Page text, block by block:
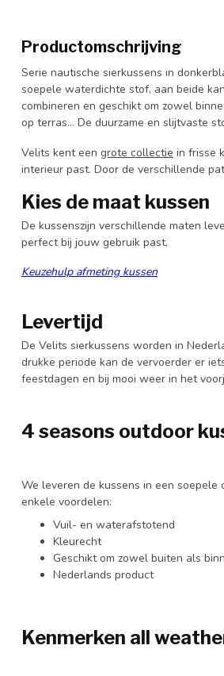
Productomschrijving
Serie nautische sierkussens in
soepele waterdichte stof, aan beide
combineren en geschikt om zowel
op terras… De duurzame en slijtvaste
Velits kent een grote collectie in frisse
interieur past. Door de verschillende
Kies de maat kussen
De kussenszijn verschillende maten
perfect bij jouw gebruik past.
Keuzehulp afmeting kussen
Levertijd
De Velits sierkussens worden in
drukke periode kan de vervoerder er
feestdagen en bij mooi weer in het
4 seasons outdoor
We leveren de kussens in een
enkele voordelen:
Vuil- en waterafstotend
Kleurecht
Geschikt om zowel buiten als
Nederlands product
Kenmerken all